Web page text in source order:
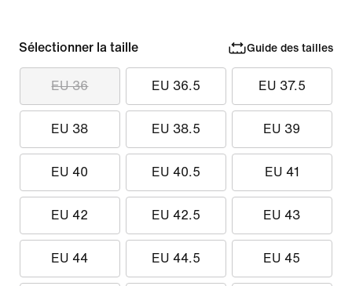
Sélectionner la taille Guide des tailles
EU 36 EU 36.5 EU 37.5
EU 38 EU 38.5 EU 39
EU 40 EU 40.5 EU 41
EU 42 EU 42.5 EU 43
EU 44 EU 44.5 EU 45